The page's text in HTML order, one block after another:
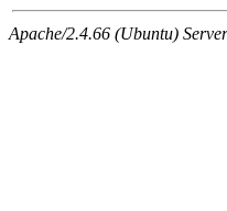
Apache/2.4.66 (Ubuntu)